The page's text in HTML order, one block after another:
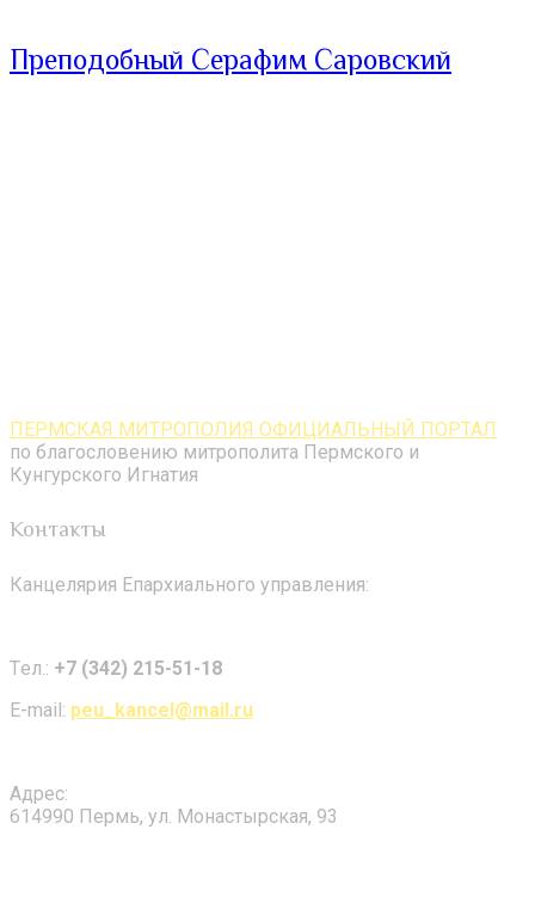
Преподобный Серафим Саровский
ПЕРМСКАЯ МИТРОПОЛИЯ ОФИЦИАЛЬНЫЙ ПОРТАЛ
по благословению митрополита Пермского и
Кунгурского Игнатия
Контакты
Канцелярия Епархиального управления:
Tел.: +7 (342) 215-51-18
E-mail: peu_kancel@mail.ru
Адрес:
614990 Пермь, ул. Монастырская, 93